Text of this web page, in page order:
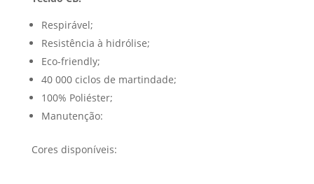
Respirável;
Resistência à hidrólise;
Eco-friendly;
40 000 ciclos de martindade;
100% Poliéster;
Manutenção:
Cores disponíveis: